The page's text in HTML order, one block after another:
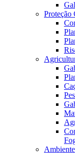
Proteção
Ambiente